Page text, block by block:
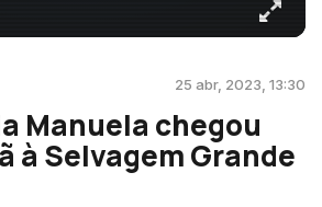
25 abr, 2023, 13:30
Manuela chegou
à Selvagem Grande